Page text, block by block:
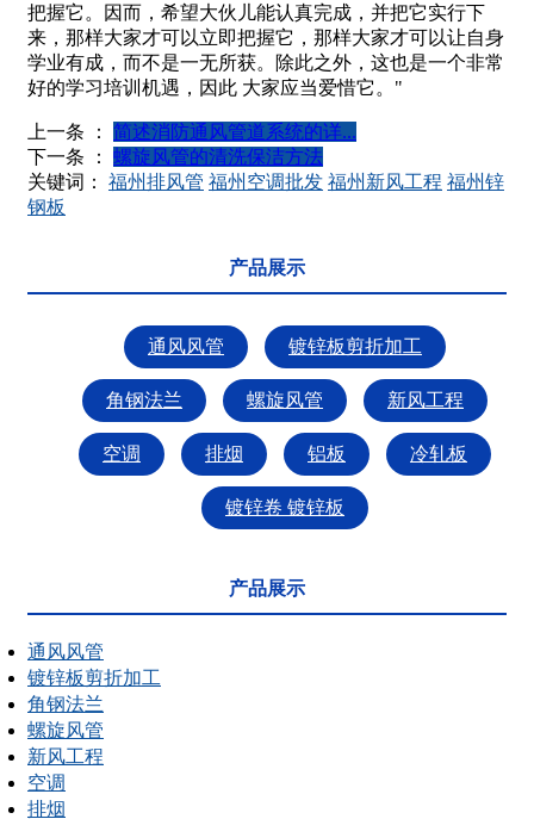
把握它。因而，希望大伙儿能认真完成，并把它实行下
来，那样大家才可以立即把握它，那样大家才可以让自身
学业有成，而不是一无所获。除此之外，这也是一个非常
好的学习培训机遇，因此 大家应当爱惜它。"
上一条 ：
简述消防通风管道系统的详...
下一条 ：
螺旋风管的清洗保洁方法
关键词： 福州排风管 福州空调批发 福州新风工程 福州锌
钢板
产品展示
通风风管 镀锌板剪折加工
角钢法兰 螺旋风管 新风工程
空调 排烟 铝板 冷轧板
镀锌卷 镀锌板
产品展示
通风风管
镀锌板剪折加工
角钢法兰
螺旋风管
新风工程
空调
排烟